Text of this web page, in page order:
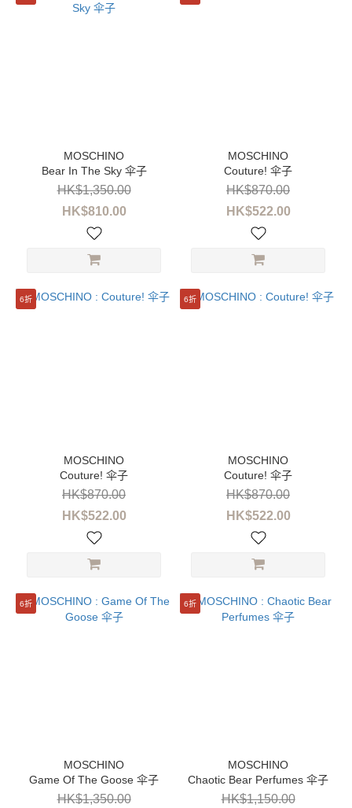
Bear In The Sky 伞子
HK$810.00
HK$1,350.00
Couture! 伞子
HK$522.00
HK$870.00
6折
Couture! 伞子
HK$522.00
HK$870.00
6折
Couture! 伞子
HK$522.00
HK$870.00
6折
Game Of The Goose 伞子
HK$1,350.00
6折
Chaotic Bear Perfumes 伞子
HK$1,150.00